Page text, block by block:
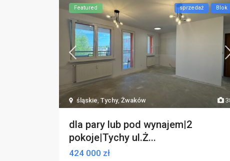
śląskie Tychy, Żwaków
Featured sprzedaż Blok
dla pary lub pod wynajem|2
pokoje|Tychy ul.Ż...
424 000 zł